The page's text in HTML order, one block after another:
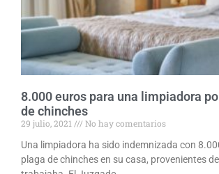
8.000 euros para una limpiadora
de chinches
29 julio, 2021
No hay comentarios
Una limpiadora ha sido indemnizada con
plaga de chinches en su casa, provenientes